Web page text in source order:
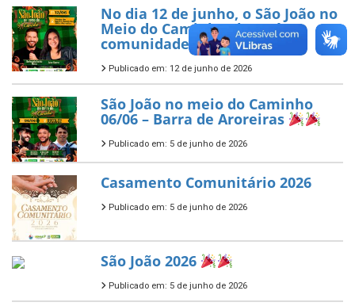
No dia 12 de junho, o São João no
Meio do Caminho chega à
comunidade de Panelas
Publicado em: 12 de junho de 2026
São João no meio do Caminho
06/06 – Barra de Aroreiras
Publicado em: 5 de junho de 2026
Casamento Comunitário 2026
Publicado em: 5 de junho de 2026
São João 2026
Publicado em: 5 de junho de 2026